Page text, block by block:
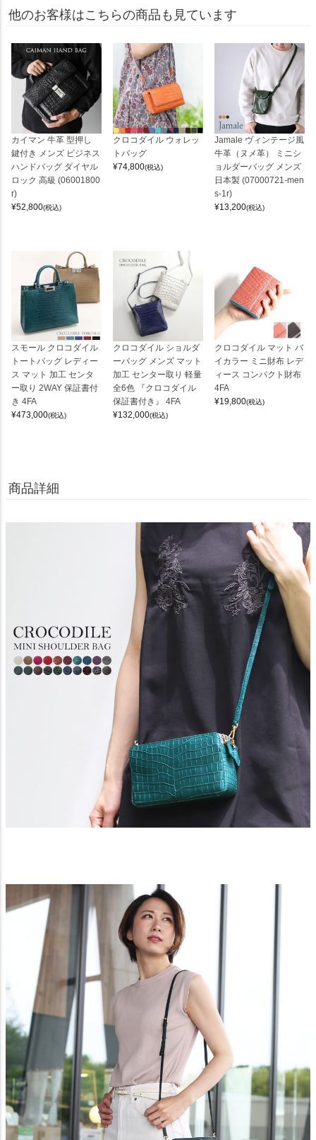
他のお客様はこちらの商品も見ています
カイマン 牛革 型押し
鍵付き メンズ ビジネス
ハンドバッグ ダイヤル
ロック 高級 (06001800
r)
¥52,800(税込)
クロコダイル ウォレッ
トバッグ
¥74,800(税込)
Jamale ヴィンテージ風
牛革（ヌメ革） ミニシ
ョルダーバッグ メンズ
日本製 (07000721-men
s-1r)
¥13,200(税込)
スモール クロコダイル
トートバッグ レディー
ス マット 加工 センタ
ー取り 2WAY 保証書付
き 4FA
¥473,000(税込)
クロコダイル ショルダ
ーバッグ メンズ マット
加工 センター取り 軽量
全6色 『クロコダイル
保証書付き』 4FA
¥132,000(税込)
クロコダイル マット バ
イカラー ミニ財布 レデ
ィース コンパクト財布
4FA
¥19,800(税込)
商品詳細